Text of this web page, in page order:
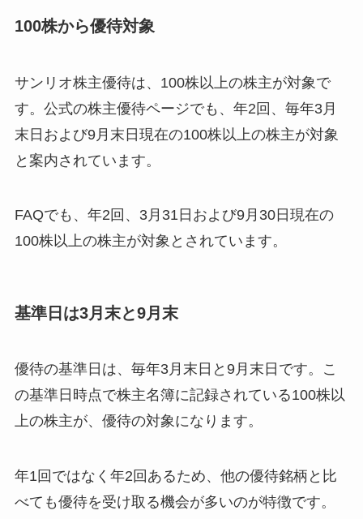
100株から優待対象
サンリオ株主優待は、100株以上の株主が対象で
す。公式の株主優待ページでも、年2回、毎年3月
末日および9月末日現在の100株以上の株主が対象
と案内されています。
FAQでも、年2回、3月31日および9月30日現在の
100株以上の株主が対象とされています。
基準日は3月末と9月末
優待の基準日は、毎年3月末日と9月末日です。こ
の基準日時点で株主名簿に記録されている100株以
上の株主が、優待の対象になります。
年1回ではなく年2回あるため、他の優待銘柄と比
べても優待を受け取る機会が多いのが特徴です。